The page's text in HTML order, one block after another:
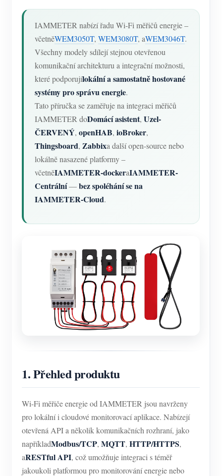
IAMMETER nabízí řadu Wi-Fi měřičů energie –
včetněWEM3050T, WEM3080T, aWEM3046T.
Všechny modely sdílejí stejnou otevřenou
komunikační architekturu a integrační možnosti,
které podporujílokální a samostatně hostované
systémy pro správu energie.
Tato příručka se zaměřuje na integraci měřičů
IAMMETER doDomácí asistent, Uzel-
ČERVENÝ, openHAB, ioBroker,
Thingsboard, Zabbixa další open-source nebo
lokálně nasazené platformy –
včetněIAMMETER-dockeraIAMMETER-
Centrální—bez spoléhání se na
IAMMETER-Cloud.
1. Přehled produktu
Wi-Fi měřiče energie od IAMMETER jsou navrženy
pro lokální i cloudové monitorovací aplikace. Nabízejí
otevřená API a několik komunikačních rozhraní, jako
napříkladModbus/TCP, MQTT, HTTP/HTTPS,
aRESTful API, což umožňuje integraci s téměř
jakoukoli platformou pro monitorování energie nebo